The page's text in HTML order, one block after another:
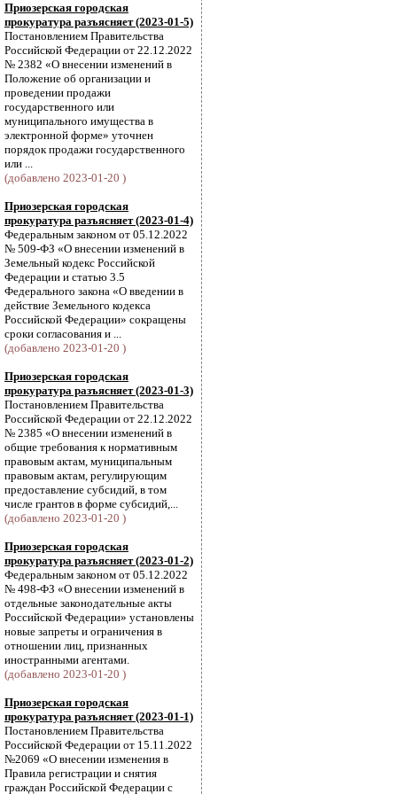
Приозерская городская
прокуратура разъясняет (2023-01-5)
Постановлением Правительства
Российской Федерации от 22.12.2022
№ 2382 «О внесении изменений в
Положение об организации и
проведении продажи
государственного или
муниципального имущества в
электронной форме» уточнен
порядок продажи государственного
или ...
(добавлено 2023-01-20 )
Приозерская городская
прокуратура разъясняет (2023-01-4)
Федеральным законом от 05.12.2022
№ 509-ФЗ «О внесении изменений в
Земельный кодекс Российской
Федерации и статью 3.5
Федерального закона «О введении в
действие Земельного кодекса
Российской Федерации» сокращены
сроки согласования и ...
(добавлено 2023-01-20 )
Приозерская городская
прокуратура разъясняет (2023-01-3)
Постановлением Правительства
Российской Федерации от 22.12.2022
№ 2385 «О внесении изменений в
общие требования к нормативным
правовым актам, муниципальным
правовым актам, регулирующим
предоставление субсидий, в том
числе грантов в форме субсидий,...
(добавлено 2023-01-20 )
Приозерская городская
прокуратура разъясняет (2023-01-2)
Федеральным законом от 05.12.2022
№ 498-ФЗ «О внесении изменений в
отдельные законодательные акты
Российской Федерации» установлены
новые запреты и ограничения в
отношении лиц, признанных
иностранными агентами.
(добавлено 2023-01-20 )
Приозерская городская
прокуратура разъясняет (2023-01-1)
Постановлением Правительства
Российской Федерации от 15.11.2022
№2069 «О внесении изменения в
Правила регистрации и снятия
граждан Российской Федерации с